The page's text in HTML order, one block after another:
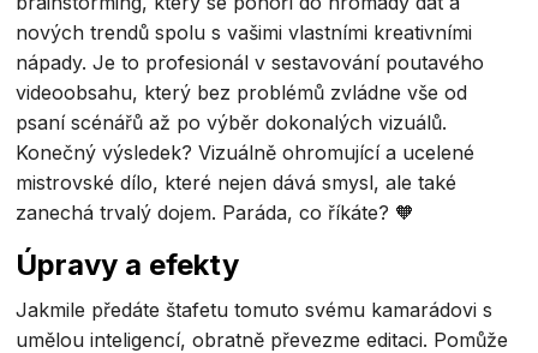
nových trendů spolu s vašimi vlastními kreativními
nápady. Je to profesionál v sestavování poutavého
videoobsahu, který bez problémů zvládne vše od
psaní scénářů až po výběr dokonalých vizuálů.
Konečný výsledek? Vizuálně ohromující a ucelené
mistrovské dílo, které nejen dává smysl, ale také
zanechá trvalý dojem. Paráda, co říkáte? 🧡
Úpravy a efekty
Jakmile předáte štafetu tomuto svému kamarádovi s
umělou inteligencí, obratně převezme editaci. Pomůže